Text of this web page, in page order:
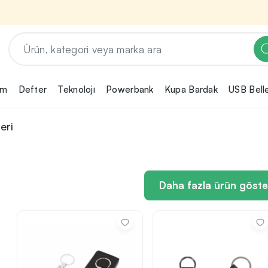
tercihlerine uygun seçenekleri kolayca
3
Defter Teknoloji Powerbank Kupa Bardak USB
Daha fazla ürün